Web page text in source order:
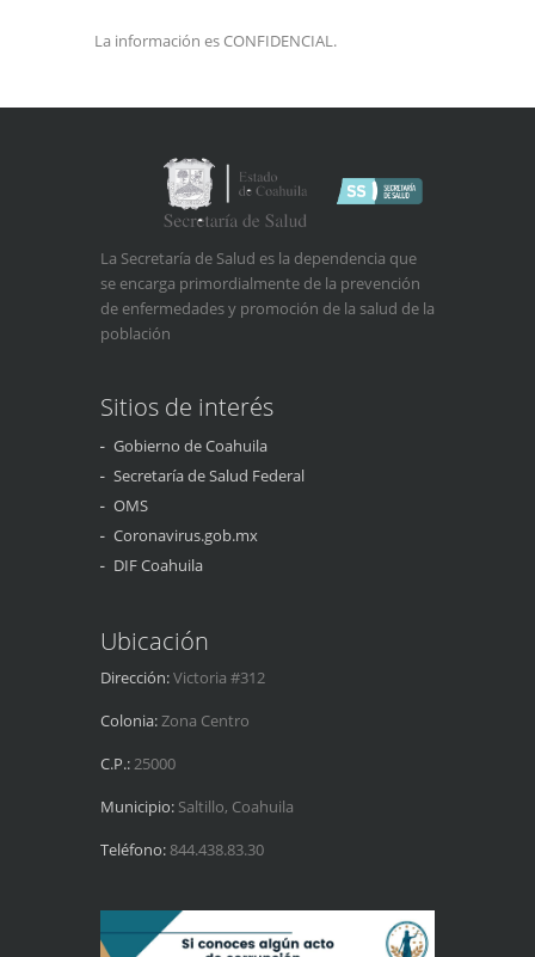
La información es CONFIDENCIAL.
La Secretaría de Salud es la dependencia que
se encarga primordialmente de la prevención
de enfermedades y promoción de la salud de la
población
Sitios de interés
Gobierno de Coahuila
Secretaría de Salud Federal
OMS
Coronavirus.gob.mx
DIF Coahuila
Ubicación
Dirección:Victoria #312
Colonia:Zona Centro
C.P.:25000
Municipio: Saltillo, Coahuila
Teléfono:844.438.83.30